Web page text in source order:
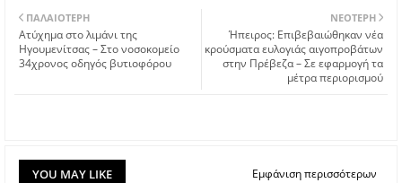
ΝΕΌΤΕΡΗ
Ήπειρος: Επιβεβαιώθηκαν νέα
κρούσματα ευλογιάς αιγοπροβάτων
στην Πρέβεζα – Σε εφαρμογή τα
μέτρα περιορισμού
ΠΑΛΑΙΌΤΕΡΗ
Ατύχημα στο λιμάνι της
Ηγουμενίτσας – Στο νοσοκομείο
34χρονος οδηγός βυτιοφόρου
YOU MAY LIKE Εμφάνιση περισσότερων